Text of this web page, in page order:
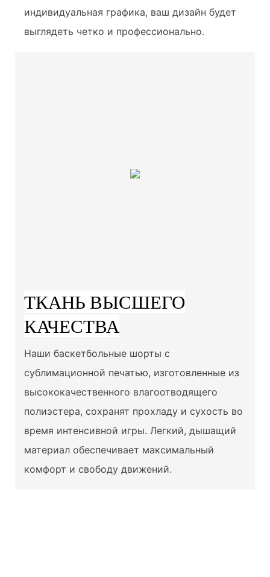
индивидуальная графика, ваш дизайн будет
выглядеть четко и профессионально.
ТКАНЬ ВЫСШЕГО
КАЧЕСТВА
Наши баскетбольные шорты с
сублимационной печатью, изготовленные из
высококачественного влагоотводящего
полиэстера, сохранят прохладу и сухость во
время интенсивной игры. Легкий, дышащий
материал обеспечивает максимальный
комфорт и свободу движений.